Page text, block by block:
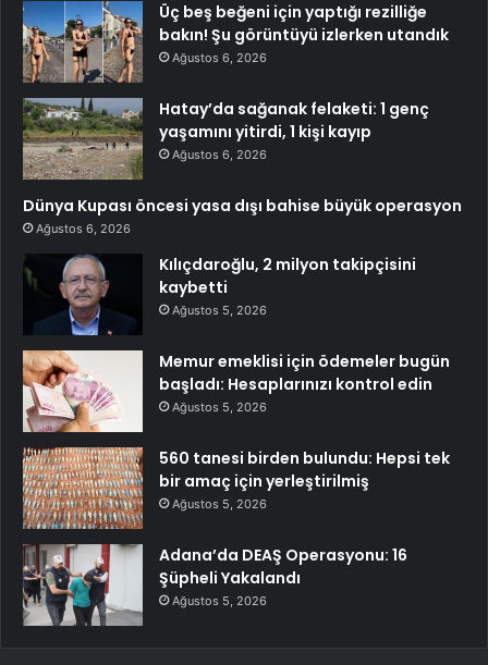
Üç beş beğeni için yaptığı rezilliğe
bakın! Şu görüntüyü izlerken utandık
Ağustos 6, 2026
Hatay’da sağanak felaketi: 1 genç
yaşamını yitirdi, 1 kişi kayıp
Ağustos 6, 2026
Dünya Kupası öncesi yasa dışı bahise büyük operasyon
Ağustos 6, 2026
Kılıçdaroğlu, 2 milyon takipçisini
kaybetti
Ağustos 5, 2026
Memur emeklisi için ödemeler bugün
başladı: Hesaplarınızı kontrol edin
Ağustos 5, 2026
560 tanesi birden bulundu: Hepsi tek
bir amaç için yerleştirilmiş
Ağustos 5, 2026
Adana’da DEAŞ Operasyonu: 16
Şüpheli Yakalandı
Ağustos 5, 2026